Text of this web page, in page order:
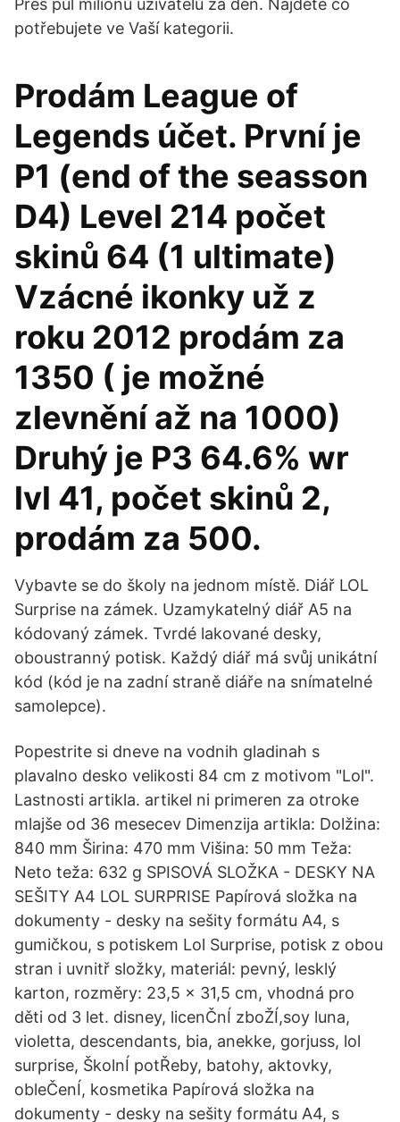
Přes půl milionů uživatelů za den. Najděte co
potřebujete ve Vaší kategorii.
Prodám League of
Legends účet. První je
P1 (end of the seasson
D4) Level 214 počet
skinů 64 (1 ultimate)
Vzácné ikonky už z
roku 2012 prodám za
1350 ( je možné
zlevnění až na 1000)
Druhý je P3 64.6% wr
lvl 41, počet skinů 2,
prodám za 500.
Vybavte se do školy na jednom místě. Diář LOL
Surprise na zámek. Uzamykatelný diář A5 na
kódovaný zámek. Tvrdé lakované desky,
oboustranný potisk. Každý diář má svůj unikátní
kód (kód je na zadní straně diáře na snímatelné
samolepce).
Popestrite si dneve na vodnih gladinah s
plavalno desko velikosti 84 cm z motivom "Lol".
Lastnosti artikla. artikel ni primeren za otroke
mlajše od 36 mesecev Dimenzija artikla: Dolžina:
840 mm Širina: 470 mm Višina: 50 mm Teža:
Neto teža: 632 g SPISOVÁ SLOŽKA - DESKY NA
SEŠITY A4 LOL SURPRISE Papírová složka na
dokumenty - desky na sešity formátu A4, s
gumičkou, s potiskem Lol Surprise, potisk z obou
stran i uvnitř složky, materiál: pevný, lesklý
karton, rozměry: 23,5 x 31,5 cm, vhodná pro
děti od 3 let. disney, licenČnÍ zboŽÍ,soy luna,
violetta, descendants, bia, anekke, gorjuss, lol
surprise, ŠkolnÍ potŘeby, batohy, aktovky,
obleČenÍ, kosmetika Papírová složka na
dokumenty - desky na sešity formátu A4, s